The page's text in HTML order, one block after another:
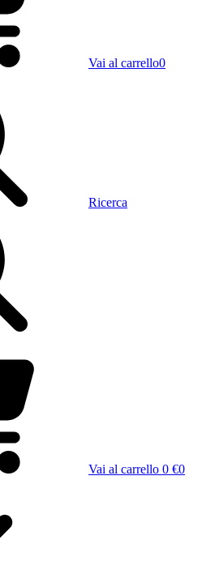
Vai al carrello0
Ricerca
Vai al carrello 0 €0